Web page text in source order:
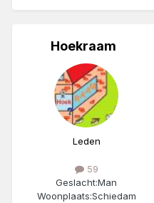
Hoekraam
Leden
59
Geslacht:Man
Woonplaats:Schiedam